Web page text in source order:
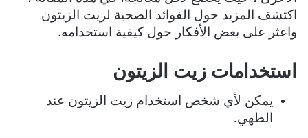
اكتشف المزيد حول الفوائد الصحية لزيت الزيتون
واعثر على بعض الأفكار حول كيفية استخدامه.
استخدامات زيت الزيتون
يمكن لأي شخص استخدام زيت الزيتون عند
الطهي.